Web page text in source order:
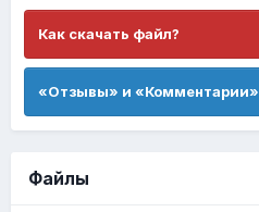
Как скачать файл?
«Отзывы» и «Комментарии»
Файлы